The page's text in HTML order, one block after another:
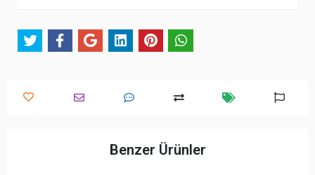
Benzer Ürünler